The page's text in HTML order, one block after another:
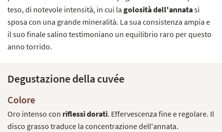
teso, di notevole intensità, in cui la golosità dell'annatasi
sposa con una grande mineralità. La sua consistenza ampia e
il suo finale salino testimoniano un equilibrio raro per questo
anno torrido.
Degustazione della cuvée
Colore
Oro intenso con riflessi dorati. Effervescenza fine e regolare. Il
disco grasso traduce la concentrazione dell'annata.